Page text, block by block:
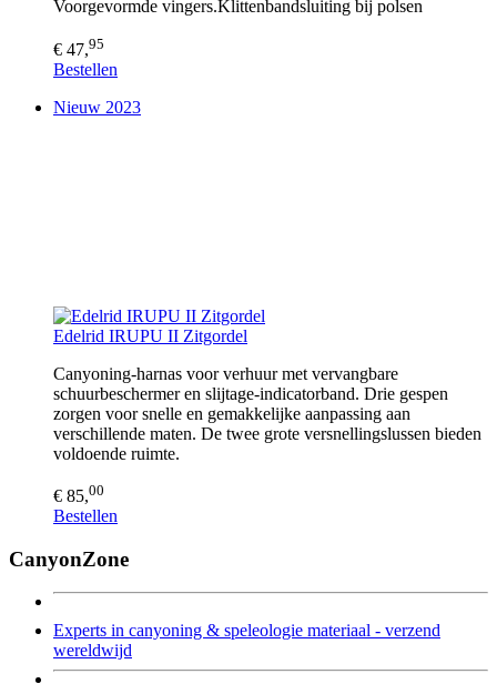
Voorgevormde vingers.Klittenbandsluiting bij polsen
€ 47,95
Bestellen
Nieuw 2023
Edelrid IRUPU II Zitgordel
Canyoning-harnas voor verhuur met vervangbare
schuurbeschermer en slijtage-indicatorband. Drie gespen
zorgen voor snelle en gemakkelijke aanpassing aan
verschillende maten. De twee grote versnellingslussen bieden
voldoende ruimte.
€ 85,00
Bestellen
CanyonZone
Experts in canyoning & speleologie materiaal - verzend
wereldwijd